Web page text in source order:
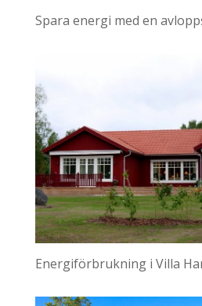
Spara energi med en
Energiförbrukning i Villa